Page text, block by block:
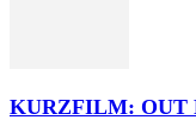
KURZFILM: OUT